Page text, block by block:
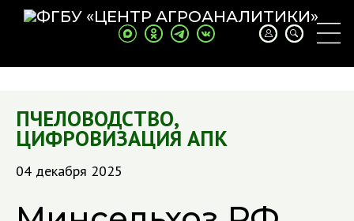
ПЧЕЛОВОДСТВО,
ЦИФРОВИЗАЦИЯ АПК
04 декабря 2025